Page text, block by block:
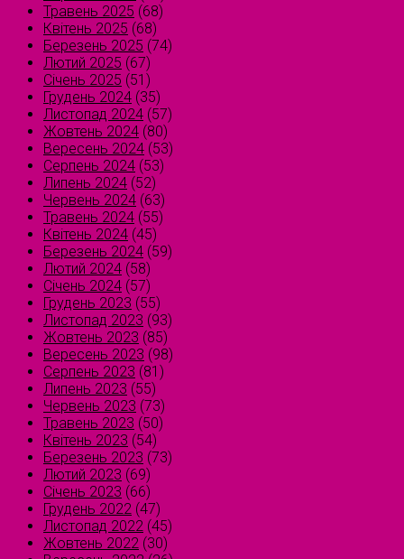
Травень 2025 (68)
Квітень 2025 (68)
Березень 2025 (74)
Лютий 2025 (67)
Січень 2025 (51)
Грудень 2024 (35)
Листопад 2024 (57)
Жовтень 2024 (80)
Вересень 2024 (53)
Серпень 2024 (53)
Липень 2024 (52)
Червень 2024 (63)
Травень 2024 (55)
Квітень 2024 (45)
Березень 2024 (59)
Лютий 2024 (58)
Січень 2024 (57)
Грудень 2023 (55)
Листопад 2023 (93)
Жовтень 2023 (85)
Вересень 2023 (98)
Серпень 2023 (81)
Липень 2023 (55)
Червень 2023 (73)
Травень 2023 (50)
Квітень 2023 (54)
Березень 2023 (73)
Лютий 2023 (69)
Січень 2023 (66)
Грудень 2022 (47)
Листопад 2022 (45)
Жовтень 2022 (30)